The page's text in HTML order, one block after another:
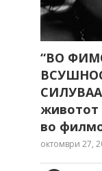
“ВО
животот
во
октомври 27,